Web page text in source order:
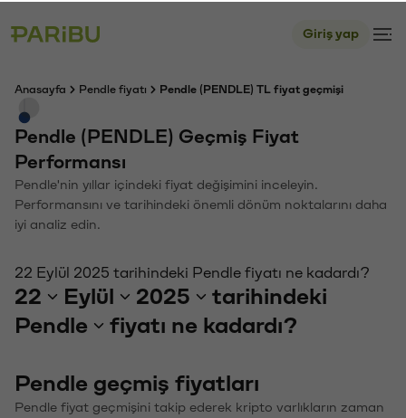
Giriş yap
Anasayfa Pendle fiyatı Pendle (PENDLE) TL fiyat geçmişi
Pendle (PENDLE) Geçmiş Fiyat
Performansı
Pendle'nin yıllar içindeki fiyat değişimini inceleyin.
Performansını ve tarihindeki önemli dönüm noktalarını daha
iyi analiz edin.
22 Eylül 2025 tarihindeki Pendle fiyatı ne kadardı?
22 Eylül 2025
tarihindeki
Pendle
fiyatı ne kadardı?
Pendle geçmiş fiyatları
Pendle fiyat geçmişini takip ederek kripto varlıkların zaman